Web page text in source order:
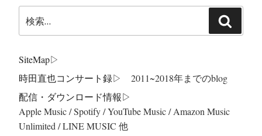
索:
索
SiteMap▷
時田直也コンサート録▷ 2011~2018年までのblog
配信・ダウンロード情報▷
Apple Music / Spotify / YouTube Music / Amazon Music
Unlimited / LINE MUSIC 他